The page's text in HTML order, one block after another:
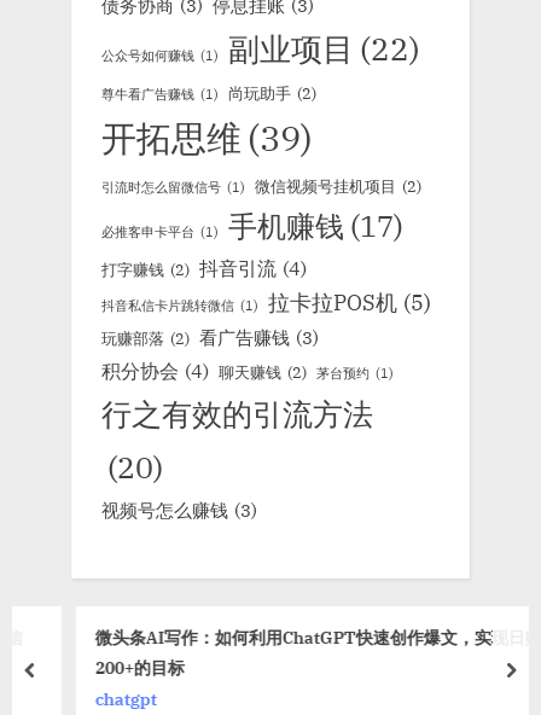
债务协商 (3) 停息挂账 (3)
公众号如何赚钱 (1) 副业项目 (22)
尊牛看广告赚钱 (1) 尚玩助手 (2)
开拓思维 (39)
引流时怎么留微信号 (1) 微信视频号挂机项目 (2)
必推客申卡平台 (1) 手机赚钱 (17)
打字赚钱 (2) 抖音引流 (4)
抖音私信卡片跳转微信 (1) 拉卡拉POS机 (5)
玩赚部落 (2) 看广告赚钱 (3)
积分协会 (4) 聊天赚钱 (2) 茅台预约 (1)
行之有效的引流方法
(20)
视频号怎么赚钱 (3)
微头条AI写作：如何利用ChatGPT快速创作爆文，实现日赚
200+的目标
chatgpt
prev